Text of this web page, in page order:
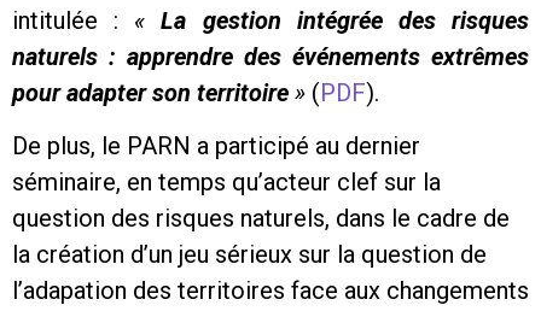
intitulée : «La gestion intégrée des risques
naturels : apprendre des événements extrêmes
pour adapter son territoire » (PDF).
De plus, le PARN a participé au dernier
séminaire, en temps qu’acteur clef sur la
question des risques naturels, dans le cadre de
la création d’un jeu sérieux sur la question de
l’adapation des territoires face aux changements